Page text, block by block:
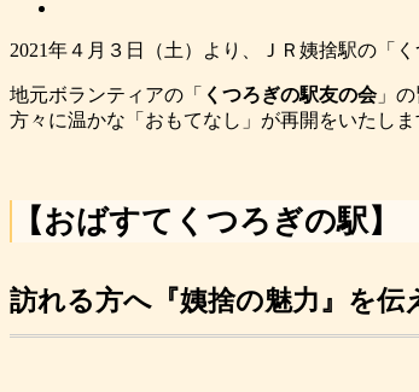
2021年４月３日（土）より、ＪＲ姨捨駅の「
地元ボランティアの「 くつろぎの駅友の会」の
方々に温かな「おもてなし」が再開をいたしま
【おばすてくつろぎの駅】
訪れる方へ『姨捨の魅力』を伝